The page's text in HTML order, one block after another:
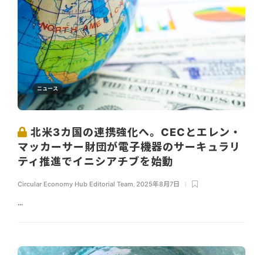
ニュース
北米3カ国の連携強化へ。CECとエレン・
マッカーサー財団が電子機器のサーキュラリ
ティ推進でイニシアチブを始動
Circular Economy Hub Editorial Team, 2025年8月7日
...